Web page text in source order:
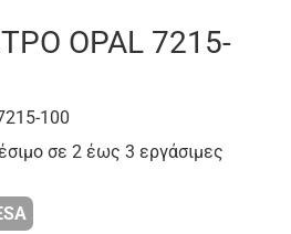
OPAL 7215-
100
σε 2 έως 3 εργάσιμες